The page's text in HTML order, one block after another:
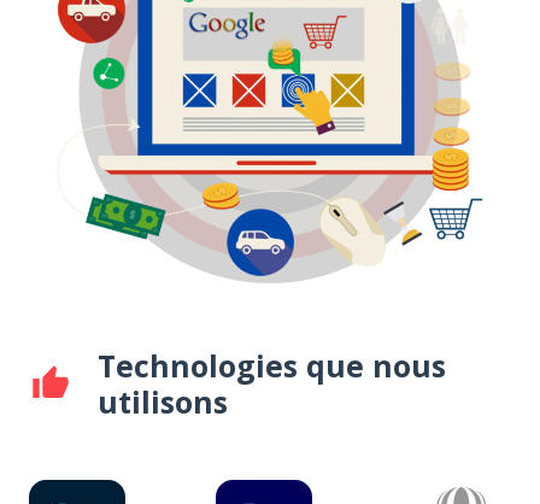
thumb_up
Technologies que nous
utilisons